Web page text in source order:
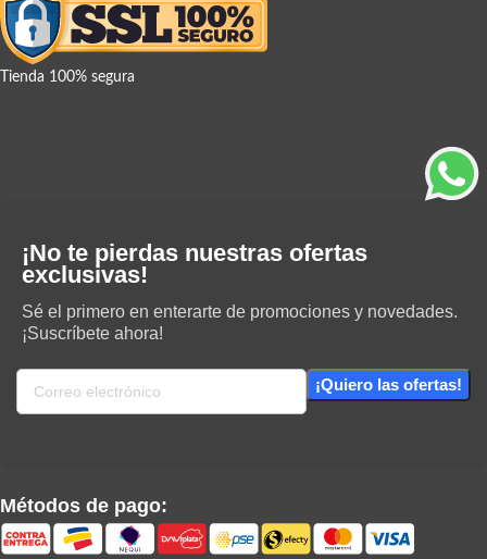
Tienda 100% segura
¡No te pierdas nuestras ofertas
exclusivas!
Sé el primero en enterarte de promociones y novedades.
¡Suscríbete ahora!
Métodos de pago: